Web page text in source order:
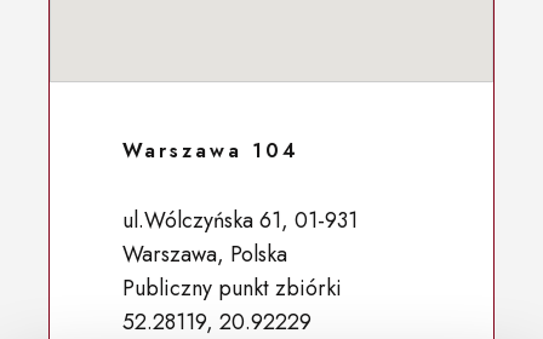
Warszawa 104
ul.Wólczyńska 61, 01-931
Warszawa, Polska
Publiczny punkt zbiórki
52.28119, 20.92229